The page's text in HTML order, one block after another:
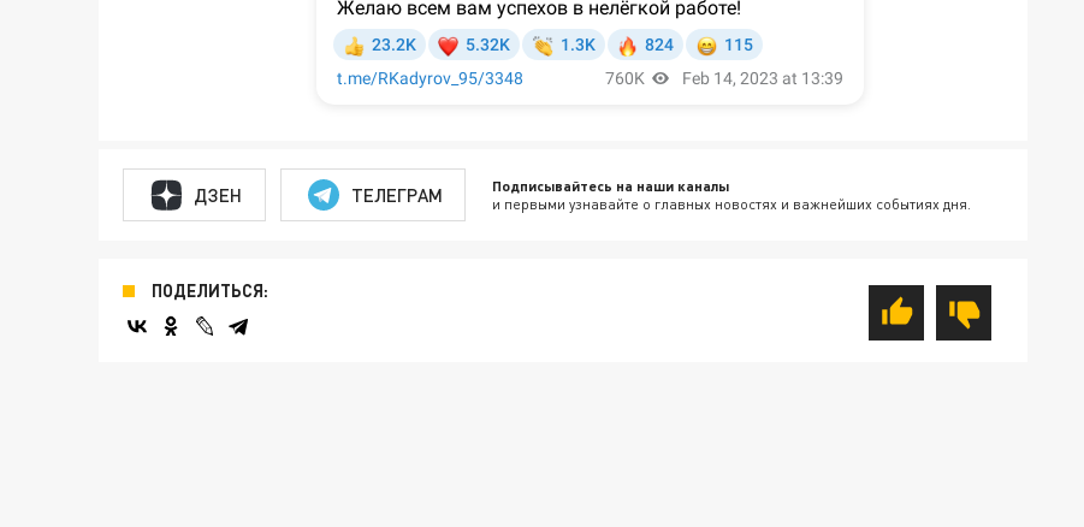
ДЗЕН ТЕЛЕГРАМ Подписывайтесь на наши каналы
и первыми узнавайте о главных новостях и важнейших событиях дня.
ПОДЕЛИТЬСЯ: